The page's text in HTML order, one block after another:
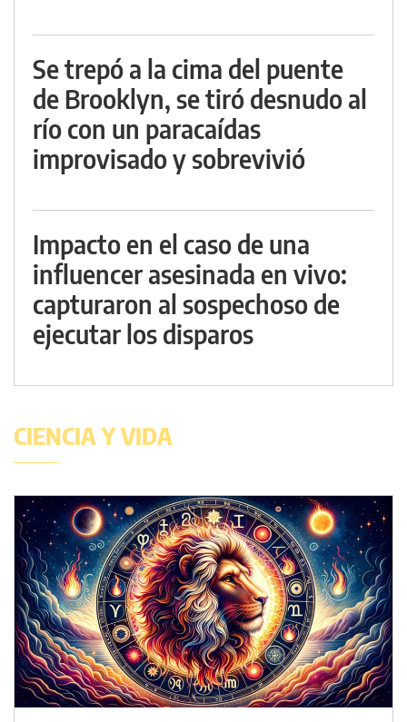
Se trepó a la cima del puente
de Brooklyn, se tiró desnudo al
río con un paracaídas
improvisado y sobrevivió
Impacto en el caso de una
influencer asesinada en vivo:
capturaron al sospechoso de
ejecutar los disparos
CIENCIA Y VIDA